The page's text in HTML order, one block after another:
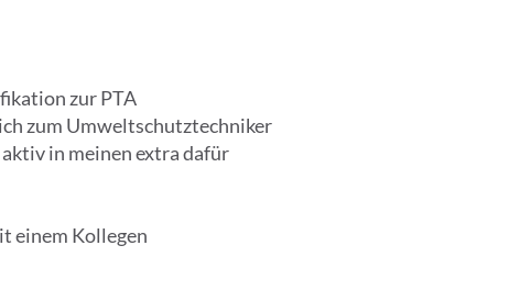
zur PTA
zum Umweltschutztechniker
in meinen extra dafür
einem Kollegen